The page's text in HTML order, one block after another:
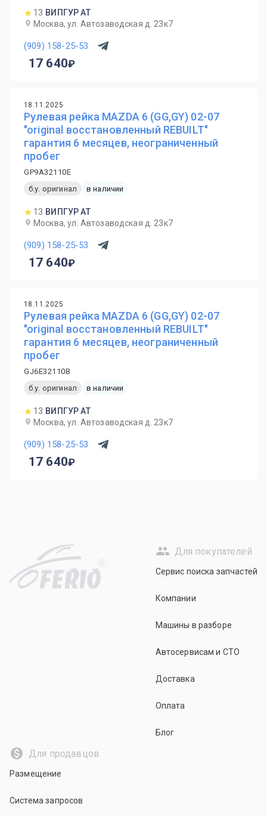
13 ВИПГУР АТ
Москва, ул. Автозаводская д. 23к7
(909) 158-25-53
17 640
18.11.2025
Рулевая рейка MAZDA 6 (GG,GY) 02-07
"original восстановленный REBUILT"
гарантия 6 месяцев, неограниченный
пробег
GP9A32110E
б.у. оригинал
в наличии
13 ВИПГУР АТ
Москва, ул. Автозаводская д. 23к7
(909) 158-25-53
17 640
18.11.2025
Рулевая рейка MAZDA 6 (GG,GY) 02-07
"original восстановленный REBUILT"
гарантия 6 месяцев, неограниченный
пробег
GJ6E32110B
б.у. оригинал
в наличии
13 ВИПГУР АТ
Москва, ул. Автозаводская д. 23к7
(909) 158-25-53
17 640
R
Для покупателей
Сервис поиска запчастей
Компании
Машины в разборе
Автосервисам и СТО
Доставка
Оплата
Блог
Для продавцов
Размещение
Система запросов